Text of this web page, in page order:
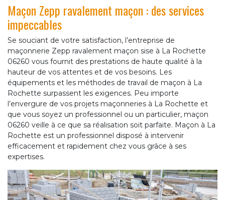
Maçon Zepp ravalement maçon : des services
impeccables
Se souciant de votre satisfaction, l’entreprise de
maçonnerie Zepp ravalement maçon sise à La Rochette
06260 vous fournit des prestations de haute qualité à la
hauteur de vos attentes et de vos besoins. Les
équipements et les méthodes de travail de maçon à La
Rochette surpassent les exigences. Peu importe
l’envergure de vos projets maçonneries à La Rochette et
que vous soyez un professionnel ou un particulier, maçon
06260 veille à ce que sa réalisation soit parfaite. Maçon à La
Rochette est un professionnel disposé à intervenir
efficacement et rapidement chez vous grâce à ses
expertises.